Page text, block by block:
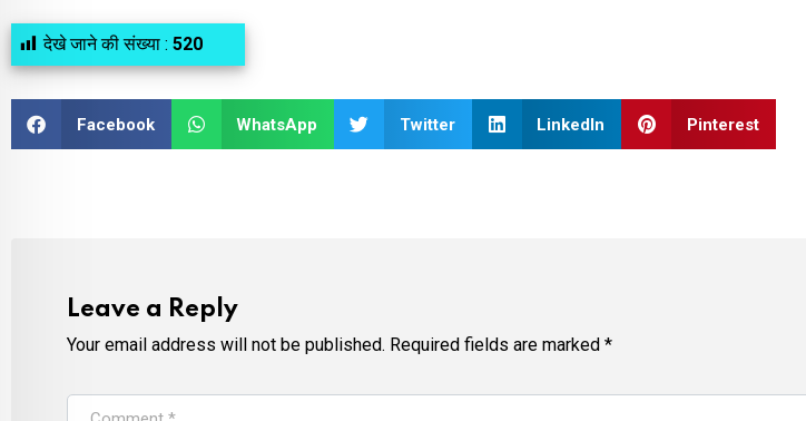
देखे जाने की संख्या : 520
Facebook WhatsApp Twitter LinkedIn Pinterest
Leave a Reply
Your email address will not be published. Required fields are marked *